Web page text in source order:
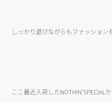
しっかり遊びながらもファッション
ここ最近入荷したNOTHIN’SPECIAL